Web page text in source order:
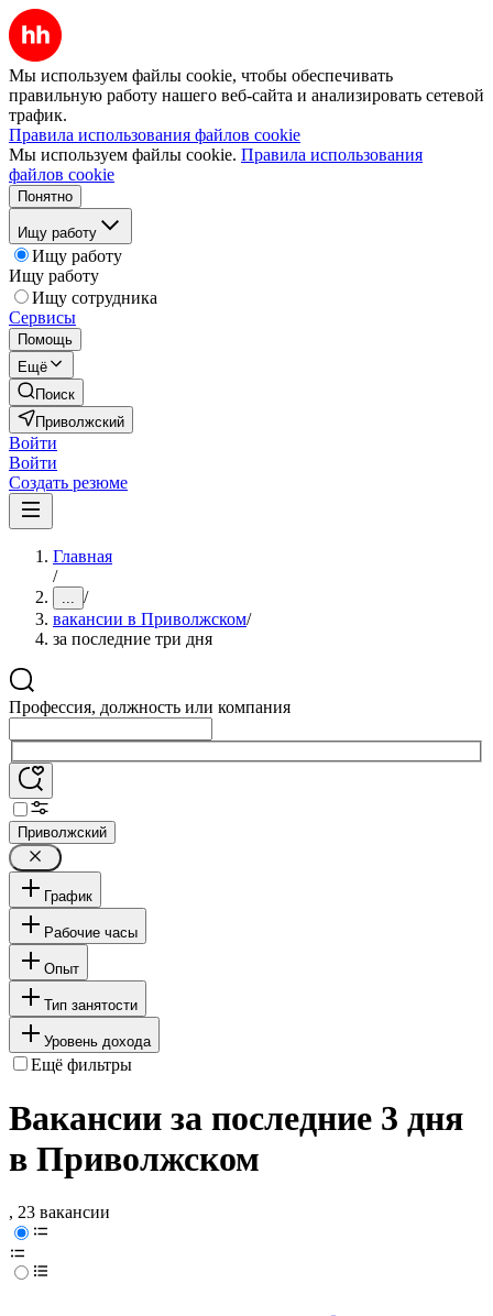
Мы используем файлы cookie, чтобы обеспечивать
правильную работу нашего веб-сайта и анализировать сетевой
трафик.
Правила использования файлов cookie
Мы используем файлы cookie. Правила использования
файлов cookie
Понятно
Ищу работу
Ищу работу
Ищу работу
Ищу сотрудника
Сервисы
Помощь
Ещё
Поиск
Приволжский
Войти
Войти
Создать резюме
Главная
/
... /
вакансии в Приволжском/
за последние три дня
Профессия, должность или компания
Приволжский
График
Рабочие часы
Опыт
Тип занятости
Уровень дохода
Ещё фильтры
Вакансии за последние 3 дня
в Приволжском
, 23 вакансии